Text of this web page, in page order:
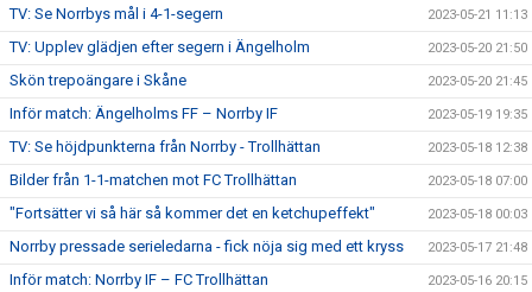
TV: Se Norrbys mål i 4-1-segern 2023-05-21 11:13
TV: Upplev glädjen efter segern i Ängelholm 2023-05-20 21:50
Skön trepoängare i Skåne 2023-05-20 21:45
Inför match: Ängelholms FF – Norrby IF 2023-05-19 19:35
TV: Se höjdpunkterna från Norrby - Trollhättan 2023-05-18 12:38
Bilder från 1-1-matchen mot FC Trollhättan 2023-05-18 07:00
"Fortsätter vi så här så kommer det en ketchupeffekt" 2023-05-18 00:03
Norrby pressade serieledarna - fick nöja sig med ett kryss 2023-05-17 21:48
Inför match: Norrby IF – FC Trollhättan 2023-05-16 20:15